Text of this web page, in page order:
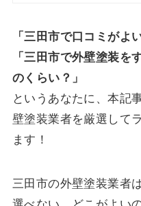
「三田市で口コミがよ
「三田市で外壁塗装を
のくらい？」
というあなたに、本記
壁塗装業者を厳選して
ます！
三田市の外壁塗装業者